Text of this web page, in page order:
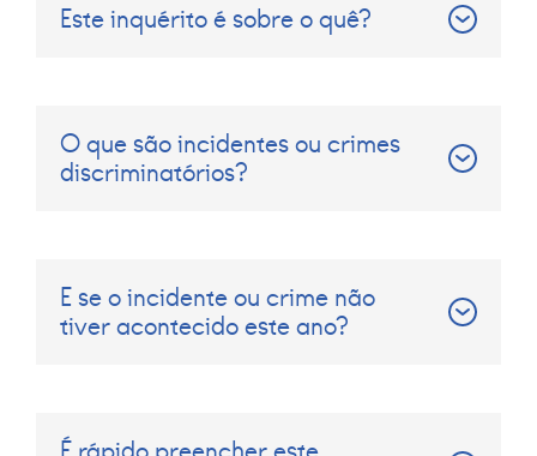
Este inquérito é sobre o quê?
O que são incidentes ou crimes
discriminatórios?
E se o incidente ou crime não
tiver acontecido este ano?